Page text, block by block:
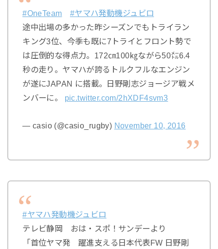
#OneTeam
#ヤマハ発動機ジュビロ
途中出場の多かった昨シーズンでもトライラン
キング3位、今季も既に7トライとフロント勢で
は圧倒的な得点力。172㎝100㎏ながら50㍍6.4
秒の走り。ヤマハが誇るトルクフルなエンジン
が遂にJAPAN に搭載。日野剛志ジョージア戦メ
ンバーに。 pic.twitter.com/2hXDF4svm3
— casio (@casio_rugby) November 10, 2016
#ヤマハ発動機ジュビロ
テレビ静岡 おは・スポ！サンデーより
「首位ヤマ発 躍進支える日本代表FW 日野剛